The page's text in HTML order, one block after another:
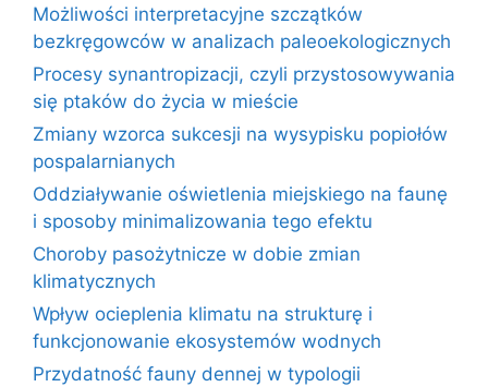
Możliwości interpretacyjne szczątków
bezkręgowców w analizach paleoekologicznych
Procesy synantropizacji, czyli przystosowywania
się ptaków do życia w mieście
Zmiany wzorca sukcesji na wysypisku popiołów
pospalarnianych
Oddziaływanie oświetlenia miejskiego na faunę
i sposoby minimalizowania tego efektu
Choroby pasożytnicze w dobie zmian
klimatycznych
Wpływ ocieplenia klimatu na strukturę i
funkcjonowanie ekosystemów wodnych
Przydatność fauny dennej w typologii